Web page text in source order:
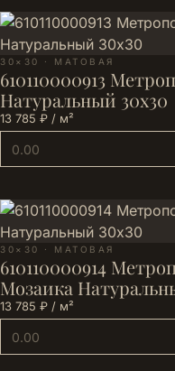
30×30 · МАТОВАЯ
610110000913
Натуральный 30х30
13 785 ₽ / м²
30×30 · МАТОВАЯ
610110000914
Мозаика
13 785 ₽ / м²